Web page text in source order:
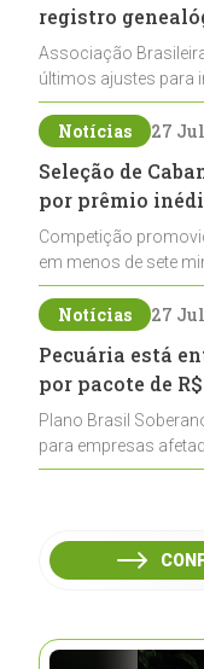
registro
Associação
últimos ajustes para
de registros, abrindo
pecuária nacional
Notícias 27
Seleção de
por prêmio
Competição
em menos de sete
cabanhas na
ao laço
Notícias 27
Pecuária está
por pacote de
Plano Brasil
para empresas
inclui a pecuária